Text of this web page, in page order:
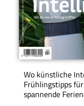
Wo künstliche
Frühlingstipps
spannende